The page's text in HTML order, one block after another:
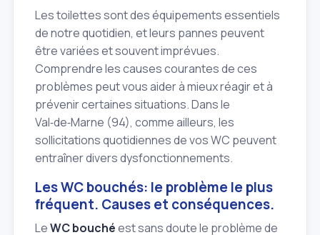
Les toilettes sont des équipements essentiels
de notre quotidien, et leurs pannes peuvent
être variées et souvent imprévues.
Comprendre les causes courantes de ces
problèmes peut vous aider à mieux réagir et à
prévenir certaines situations. Dans le
Val‑de‑Marne (94), comme ailleurs, les
sollicitations quotidiennes de vos WC peuvent
entraîner divers dysfonctionnements.
Les WC bouchés: le problème le plus
fréquent. Causes et conséquences.
LeWC bouchéest sans doute le problème de